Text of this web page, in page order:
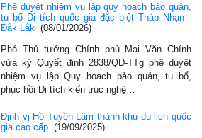
Phê duyệt nhiệm vụ lập quy hoạch bảo quản,
tu bổ Di tích quốc gia đặc biệt Tháp Nhạn -
Đắk Lắk
(08/01/2026)
Phó Thủ tướng Chính phủ Mai Văn Chính
vừa ký Quyết định 2838/QĐ-TTg phê duyệt
nhiệm vụ lập Quy hoạch bảo quản, tu bổ,
phục hồi Di tích kiến trúc nghệ…
Định vị Hồ Tuyền Lâm thành khu du lịch quốc
gia cao cấp (19/09/2025)